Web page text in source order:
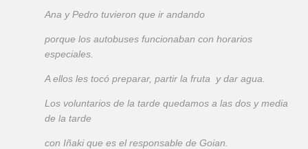
Ana y Pedro tuvieron que ir andando
porque los autobuses funcionaban con horarios
especiales.
A ellos les tocó preparar, partir la fruta y dar agua.
Los voluntarios de la tarde quedamos a las dos y media
de la tarde
con Iñaki que es el responsable de Goian.